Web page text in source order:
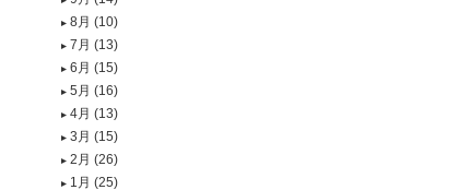
8月 (10)
7月 (13)
6月 (15)
5月 (16)
4月 (13)
3月 (15)
2月 (26)
1月 (25)